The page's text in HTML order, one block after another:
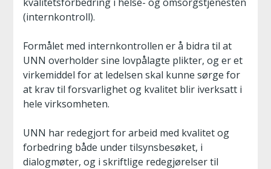
(internkontroll).
Formålet med internkontrollen er å bidra til at
UNN overholder sine lovpålagte plikter, og er et
virkemiddel for at ledelsen skal kunne sørge for
at krav til forsvarlighet og kvalitet blir iverksatt i
hele virksomheten.
UNN har redegjort for arbeid med kvalitet og
forbedring både under tilsynsbesøket, i
dialogmøter, og i skriftlige redegjørelser til